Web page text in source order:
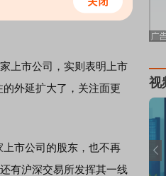
投资者维权。截至目
上市公司，实则表明上市
外延扩大了，关注面更
市公司的股东，也不再
有沪深交易所发挥其一线
视